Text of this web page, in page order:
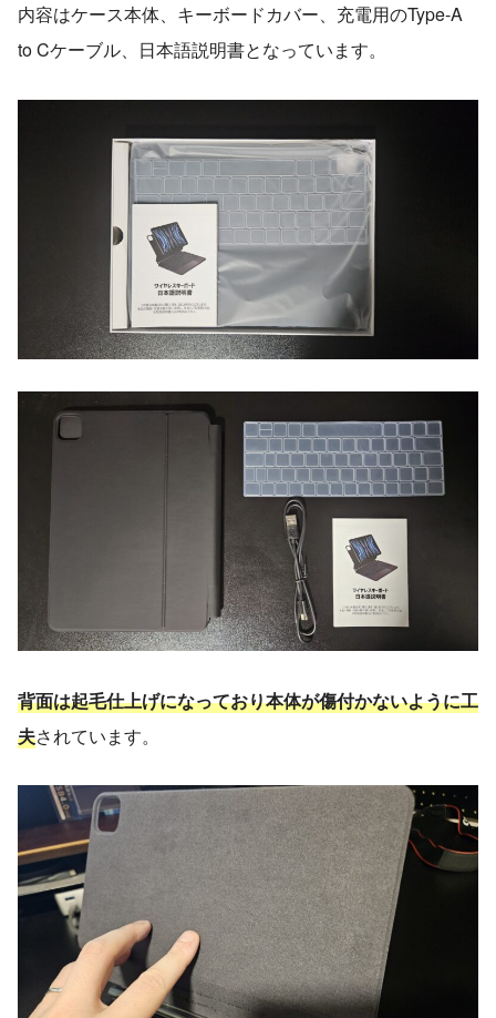
内容はケース本体、キーボードカバー、充電用のType-A
to Cケーブル、日本語説明書となっています。
背面は起毛仕上げになっており本体が傷付かないように工
夫されています。